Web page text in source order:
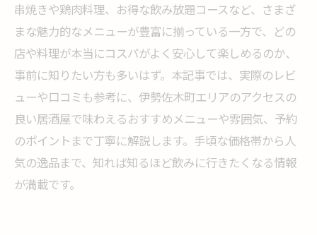
串焼きや鶏肉料理、お得な飲み放題コースなど、さまざ
まな魅力的なメニューが豊富に揃っている一方で、どの
店や料理が本当にコスパがよく安心して楽しめるのか、
事前に知りたい方も多いはず。本記事では、実際のレビ
ューや口コミも参考に、伊勢佐木町エリアのアクセスの
良い居酒屋で味わえるおすすめメニューや雰囲気、予約
のポイントまで丁寧に解説します。手頃な価格帯から人
気の逸品まで、知れば知るほど飲みに行きたくなる情報
が満載です。